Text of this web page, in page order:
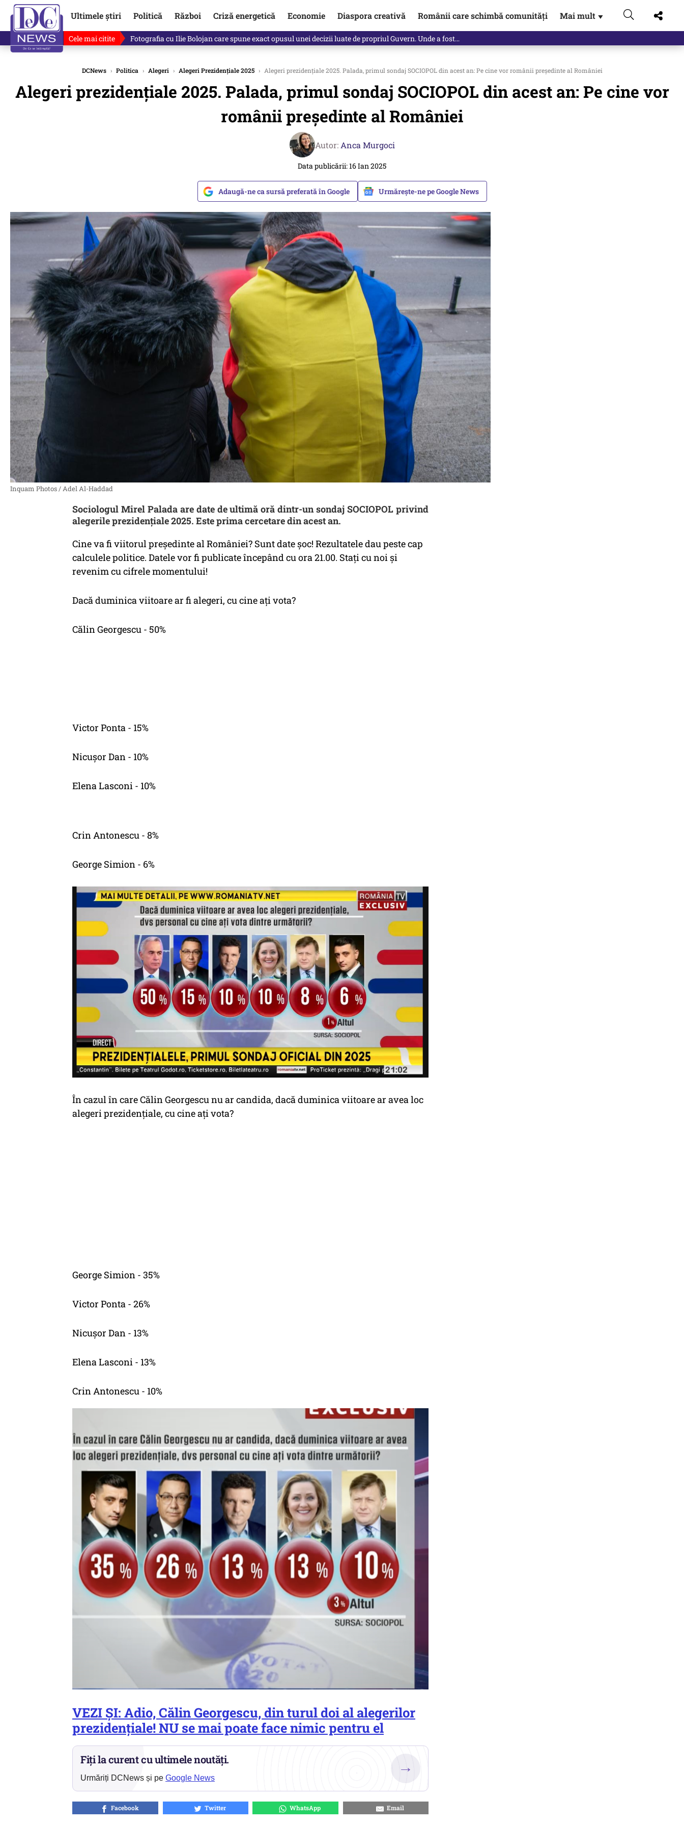
Ultimele știri Politică Război Criză energetică Economie Diaspora creativă Românii care schimbă comunități Mai mult ▼
Cele mai citite Lucruri neștiute despre Mihai Vîrdol, dezvăluite de o colegă. Povestea pilotului militar dincolo de…
DCNews › Politica › Alegeri › Alegeri Prezidențiale 2025 › Alegeri prezidențiale 2025. Palada, primul sondaj SOCIOPOL din acest an: Pe cine vor românii președinte al României
Alegeri prezidențiale 2025. Palada, primul sondaj SOCIOPOL din acest an: Pe cine vor
românii președinte al României
Autor: Anca Murgoci
Data publicării: 16 Ian 2025
Adaugă-ne ca sursă preferată în Google Urmărește-ne pe Google News
Inquam Photos / Adel Al-Haddad
Sociologul Mirel Palada are date de ultimă oră dintr-un sondaj SOCIOPOL privind
alegerile prezidențiale 2025. Este prima cercetare din acest an.
Cine va fi viitorul președinte al României? Sunt date șoc! Rezultatele dau peste cap
calculele politice. Datele vor fi publicate începând cu ora 21.00. Stați cu noi și
revenim cu cifrele momentului!
Dacă duminica viitoare ar fi alegeri, cu cine ați vota?
Călin Georgescu - 50%
Victor Ponta - 15%
Nicușor Dan - 10%
Elena Lasconi - 10%
Crin Antonescu - 8%
George Simion - 6%
În cazul în care Călin Georgescu nu ar candida, dacă duminica viitoare ar avea loc
alegeri prezidențiale, cu cine ați vota?
George Simion - 35%
Victor Ponta - 26%
Nicușor Dan - 13%
Elena Lasconi - 13%
Crin Antonescu - 10%
VEZI ȘI: Adio, Călin Georgescu, din turul doi al alegerilor
prezidențiale! NU se mai poate face nimic pentru el
Fiți la curent cu ultimele noutăți.
Urmăriți DCNews și pe Google News
→
Facebook Twitter WhatsApp Email